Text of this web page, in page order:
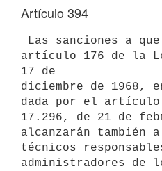
Artículo 394
artículo 176 de la
17 de
diciembre de 1968,
dada por el artículo
17.296, de 21 de
alcanzarán también
técnicos
administradores de